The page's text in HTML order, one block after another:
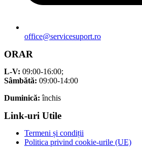
office@servicesuport.ro
ORAR
L-V: 09:00-16:00;
Sâmbătă: 09:00-14:00
Duminică: închis
Link-uri Utile
Termeni și condiții
Politica privind cookie-urile (UE)